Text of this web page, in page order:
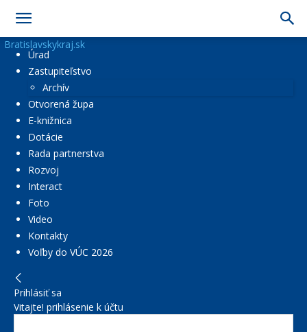
Bratislavskykraj.sk
Úrad
Zastupiteľstvo
Archív
Otvorená župa
E-knižnica
Dotácie
Rada partnerstva
Rozvoj
Interact
Foto
Video
Kontakty
Voľby do VÚC 2026
Prihlásiť sa
Vitajte! prihlásenie k účtu